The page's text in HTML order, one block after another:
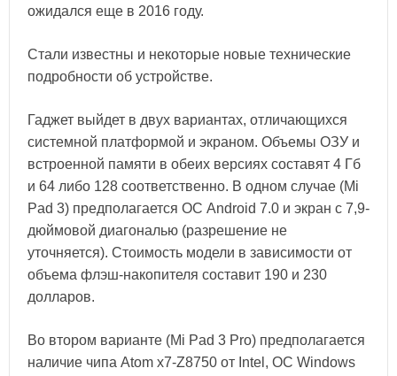
ожидался еще в 2016 году.
Стали известны и некоторые новые технические
подробности об устройстве.
Гаджет выйдет в двух вариантах, отличающихся
системной платформой и экраном. Объемы ОЗУ и
встроенной памяти в обеих версиях составят 4 Гб
и 64 либо 128 соответственно. В одном случае (Mi
Pad 3) предполагается ОС Android 7.0 и экран с 7,9-
дюймовой диагональю (разрешение не
уточняется). Стоимость модели в зависимости от
объема флэш-накопителя составит 190 и 230
долларов.
Во втором варианте (Mi Pad 3 Pro) предполагается
наличие чипа Atom x7-Z8750 от Intel, ОС Windows